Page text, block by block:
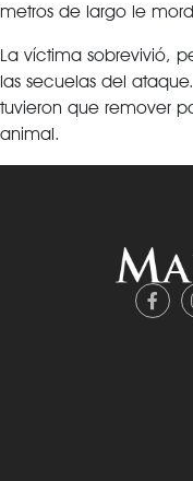
metros de largo le
La víctima sobrevivió,
las secuelas del
tuvieron que remover
animal.